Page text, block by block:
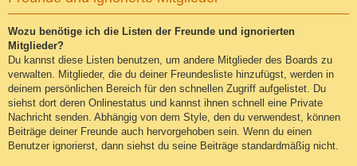
Wozu benötige ich die Listen der Freunde und ignorierten
Mitglieder?
Du kannst diese Listen benutzen, um andere Mitglieder des Boards zu
verwalten. Mitglieder, die du deiner Freundesliste hinzufügst, werden in
deinem persönlichen Bereich für den schnellen Zugriff aufgelistet. Du
siehst dort deren Onlinestatus und kannst ihnen schnell eine Private
Nachricht senden. Abhängig von dem Style, den du verwendest, können
Beiträge deiner Freunde auch hervorgehoben sein. Wenn du einen
Benutzer ignorierst, dann siehst du seine Beiträge standardmäßig nicht.